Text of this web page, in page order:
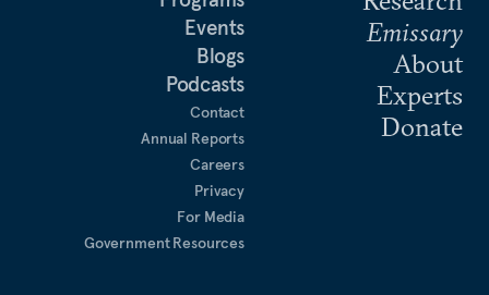
Emissary
About
Experts
Donate
Events
Blogs
Podcasts
Contact
Annual Reports
Careers
Privacy
For Media
Government Resources